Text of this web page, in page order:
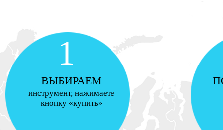
1
ВЫБИРАЕМ
инструмент, нажимаете
кнопку «купить»